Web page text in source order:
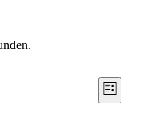
Liste